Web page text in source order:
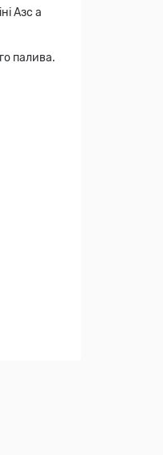
Азс а
палива.